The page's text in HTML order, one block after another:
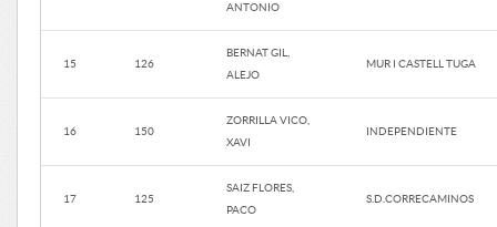
ANTONIO
15 126
BERNAT GIL,
ALEJO
MUR I CASTELL TUGA
16 150
ZORRILLA VICO,
XAVI
INDEPENDIENTE
17 125
SAIZ FLORES,
PACO
S.D.CORRECAMINOS